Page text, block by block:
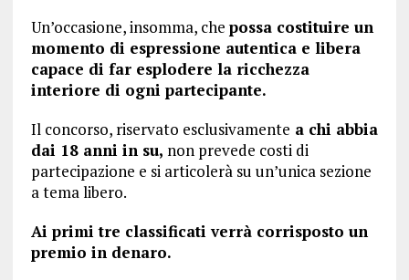
Un’occasione, insomma, che possa costituire un
momento di espressione autentica e libera
capace di far esplodere la ricchezza
interiore di ogni partecipante.
Il concorso, riservato esclusivamente a chi abbia
dai 18 anni in su, non prevede costi di
partecipazione e si articolerà su un’unica sezione
a tema libero.
Ai primi tre classificati verrà corrisposto un
premio in denaro.